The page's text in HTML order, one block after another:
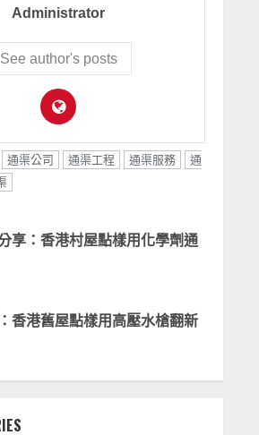
Administrator
See author's posts
通渠公司 通渠工程 通渠服務
通
享：香港村屋點樣用化學劑通
香港舊屋點樣用高壓水槍翻新